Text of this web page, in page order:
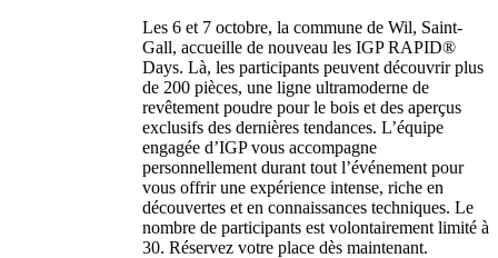
Les 6 et 7 octobre, la commune de Wil, Saint-
Gall, accueille de nouveau les IGP RAPID®
Days. Là, les participants peuvent découvrir plus
de 200 pièces, une ligne ultramoderne de
revêtement poudre pour le bois et des aperçus
exclusifs des dernières tendances. L’équipe
engagée d’IGP vous accompagne
personnellement durant tout l’événement pour
vous offrir une expérience intense, riche en
découvertes et en connaissances techniques. Le
nombre de participants est volontairement limité à
30. Réservez votre place dès maintenant.